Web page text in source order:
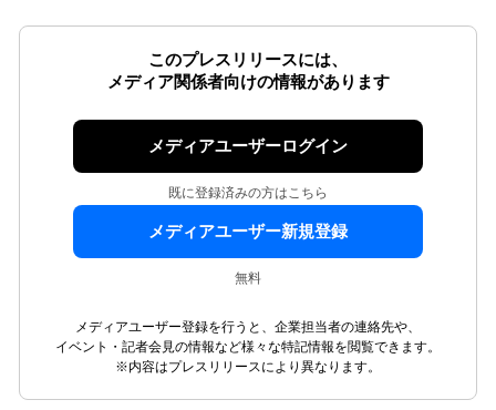
このプレスリリースには、
メディア関係者向けの情報があります
メディアユーザーログイン
既に登録済みの方はこちら
メディアユーザー新規登録
無料
メディアユーザー登録を行うと、企業担当者の連絡先や、
イベント・記者会見の情報など様々な特記情報を閲覧できます。
※内容はプレスリリースにより異なります。